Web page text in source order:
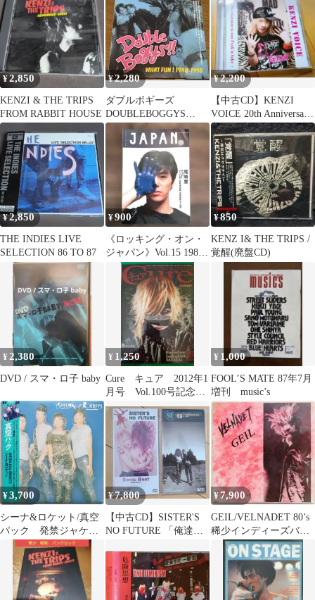
¥2,850
KENZI & THE TRIPS
FROM RABBIT HOUSE
¥2,280
ダブルボギーズ
DOUBLEBOGGYS
WHAT FUN! 1988-1990
¥2,200
【中古CD】KENZI
VOICE 20th Anniversary
CD
¥2,850
THE INDIES LIVE
SELECTION 86 TO 87
¥900
《ロッキング・オン・
ジャパン》Vol.15 1988
年9月
¥850
KENZ I& THE TRIPS /
覚醒(廃盤CD)
¥ 2,380
DVD / スマ・ロ子 baby
¥ 1,250
Cure キュア 2012年1
月号 Vol.100号記念
Sadie
¥ 1,000
FOOL’S MATE 87年7月
増刊 music’s
¥3,700
シーナ&ロケット/真空
パック 発禁ジャケッ
ト 帯付き 稀少初盤
LPレコード
¥7,800
【中古CD】SISTER'S
NO FUTURE 「俺達に
¥7,900
GEIL/VELNADET 80’s
稀少インディーズバン
ド 入手困難！ レア盤